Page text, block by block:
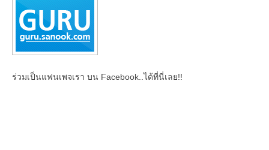
ร่วมเป็นแฟนเพจเรา บน Facebook..ได้ที่นี่เลย!!